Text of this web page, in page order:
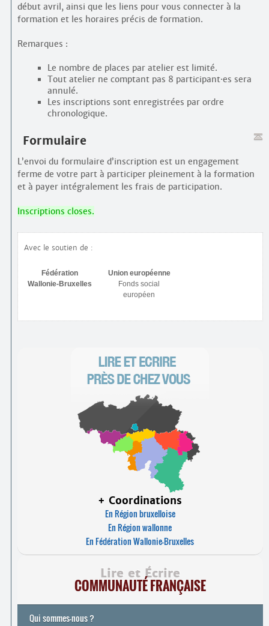
début avril, ainsi que les liens pour vous connecter à la
formation et les horaires précis de formation.
Remarques :
Le nombre de places par atelier est limité.
Tout atelier ne comptant pas 8 participant·es sera
annulé.
Les inscriptions sont enregistrées par ordre
chronologique.
Formulaire
L’envoi du formulaire d’inscription est un engagement
ferme de votre part à participer pleinement à la formation
et à payer intégralement les frais de participation.
Inscriptions closes.
Avec le soutien de :
Fédération
Wallonie-Bruxelles
Union européenne
Fonds social
européen
+ Coordinations
En Région bruxelloise
En Région wallonne
En Fédération Wallonie-Bruxelles
Lire et Écrire
COMMUNAUTÉ FRANÇAISE
Qui sommes-nous ?